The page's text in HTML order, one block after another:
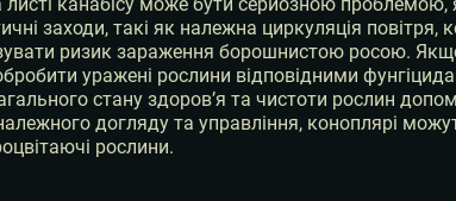
заходи, такі як належна циркуляція повітря,
ризик зараження борошнистою росою.
уражені рослини відповідними
стану здоров’я та чистоти рослин
догляду та управління, коноплярі
рослини.